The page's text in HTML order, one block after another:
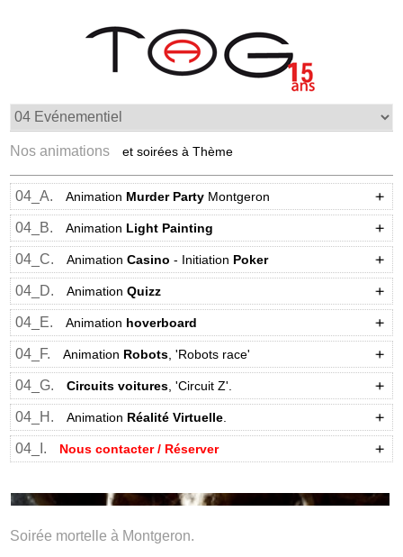
Nos animations et soirées à Thème
04_A. Animation Murder Party Montgeron
04_B. Animation Light Painting
04_C. AnimationCasino - Initiation Poker
04_D. AnimationQuizz
04_E. Animation hoverboard
04_F. Animation Robots, 'Robots race'
04_G. Circuits voitures, 'Circuit Z'.
04_H. Animation Réalité Virtuelle.
04_I. Nous contacter / Réserver
Soirée mortelle à Montgeron.